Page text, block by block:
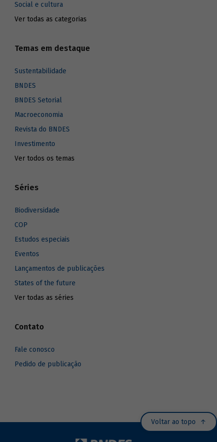
Social e cultura
Ver todas as categorias
Temas em destaque
Sustentabilidade
BNDES
BNDES Setorial
Macroeconomia
Revista do BNDES
Investimento
Ver todos os temas
Séries
Biodiversidade
COP
Estudos especiais
Eventos
Lançamentos de publicações
States of the future
Ver todas as séries
Contato
Fale conosco
Pedido de publicação
Voltar ao topo